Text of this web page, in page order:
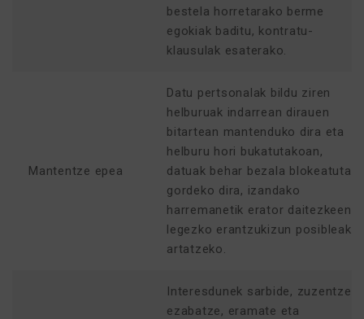
bestela horretarako berme
egokiak baditu, kontratu-
klausulak esaterako.
Mantentze epea
Datu pertsonalak bildu ziren
helburuak indarrean dirauen
bitartean mantenduko dira eta
helburu hori bukatutakoan,
datuak behar bezala blokeatuta
gordeko dira, izandako
harremanetik erator daitezkeen
legezko erantzukizun posibleak
artatzeko.
Interesdunek sarbide, zuzentze,
ezabatze, eramate eta